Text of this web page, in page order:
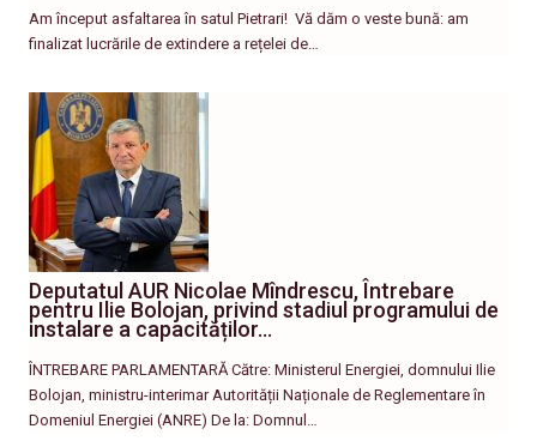
Am început asfaltarea în satul Pietrari! ​ Vă dăm o veste bună: am
finalizat lucrările de extindere a rețelei de…
Deputatul AUR Nicolae Mîndrescu, Întrebare
pentru Ilie Bolojan, privind stadiul programului de
instalare a capacităților…
ÎNTREBARE PARLAMENTARĂ Către: Ministerul Energiei, domnului Ilie
Bolojan, ministru-interimar Autorității Naționale de Reglementare în
Domeniul Energiei (ANRE) De la: Domnul…